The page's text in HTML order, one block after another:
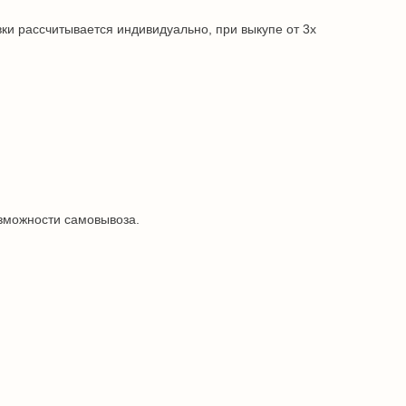
рассчитывается индивидуально, при выкупе от 3х
самовывоза.